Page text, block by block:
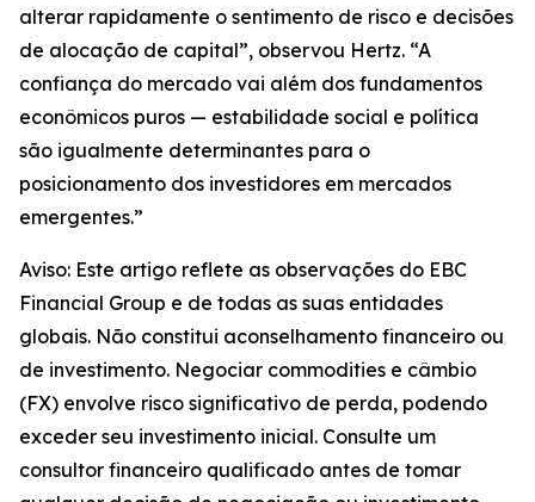
alterar rapidamente o sentimento de risco e decisões
de alocação de capital”, observou Hertz. “A
confiança do mercado vai além dos fundamentos
econômicos puros — estabilidade social e política
são igualmente determinantes para o
posicionamento dos investidores em mercados
emergentes.”
Aviso: Este artigo reflete as observações do EBC
Financial Group e de todas as suas entidades
globais. Não constitui aconselhamento financeiro ou
de investimento. Negociar commodities e câmbio
(FX) envolve risco significativo de perda, podendo
exceder seu investimento inicial. Consulte um
consultor financeiro qualificado antes de tomar